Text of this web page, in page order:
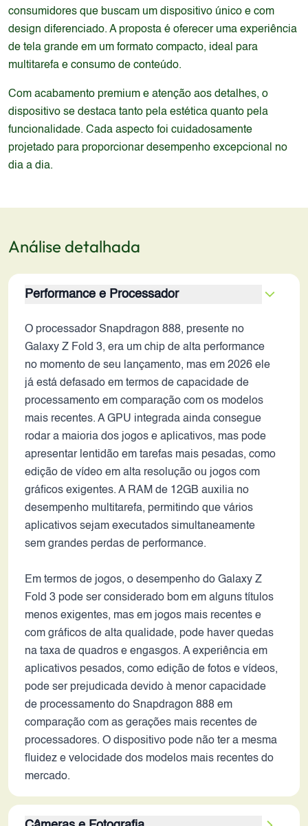
consumidores que buscam um dispositivo único e com
design diferenciado. A proposta é oferecer uma experiência
de tela grande em um formato compacto, ideal para
multitarefa e consumo de conteúdo.
Com acabamento premium e atenção aos detalhes, o
dispositivo se destaca tanto pela estética quanto pela
funcionalidade. Cada aspecto foi cuidadosamente
projetado para proporcionar desempenho excepcional no
dia a dia.
Análise detalhada
Performance e Processador
O processador Snapdragon 888, presente no
Galaxy Z Fold 3, era um chip de alta performance
no momento de seu lançamento, mas em 2026 ele
já está defasado em termos de capacidade de
processamento em comparação com os modelos
mais recentes. A GPU integrada ainda consegue
rodar a maioria dos jogos e aplicativos, mas pode
apresentar lentidão em tarefas mais pesadas, como
edição de vídeo em alta resolução ou jogos com
gráficos exigentes. A RAM de 12GB auxilia no
desempenho multitarefa, permitindo que vários
aplicativos sejam executados simultaneamente
sem grandes perdas de performance.
Em termos de jogos, o desempenho do Galaxy Z
Fold 3 pode ser considerado bom em alguns títulos
menos exigentes, mas em jogos mais recentes e
com gráficos de alta qualidade, pode haver quedas
na taxa de quadros e engasgos. A experiência em
aplicativos pesados, como edição de fotos e vídeos,
pode ser prejudicada devido à menor capacidade
de processamento do Snapdragon 888 em
comparação com as gerações mais recentes de
processadores. O dispositivo pode não ter a mesma
fluidez e velocidade dos modelos mais recentes do
mercado.